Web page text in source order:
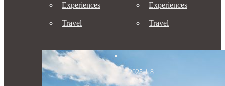
Experiences
Travel
Experiences
Travel
2025.1.8